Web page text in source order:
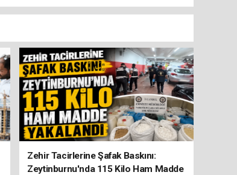
Zehir Tacirlerine Şafak Baskını:
Zeytinburnu'nda 115 Kilo Ham Madde